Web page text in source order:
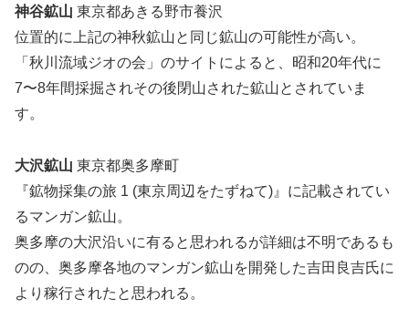
神谷鉱山 東京都あきる野市養沢
位置的に上記の神秋鉱山と同じ鉱山の可能性が高い。
「秋川流域ジオの会」のサイトによると、昭和20年代に
7〜8年間採掘されその後閉山された鉱山とされていま
す。
大沢鉱山 東京都奥多摩町
『鉱物採集の旅 1 (東京周辺をたずねて)』に記載されてい
るマンガン鉱山。
奥多摩の大沢沿いに有ると思われるが詳細は不明であるも
のの、奥多摩各地のマンガン鉱山を開発した吉田良吉氏に
より稼行されたと思われる。